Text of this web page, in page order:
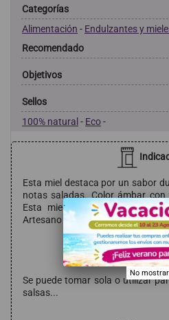
Categorías
Alimentación - Endulzantes y
Recomendado
Objetivos
Sellos
100% natural- Eco-
Esta miel destaca por un sabor
notas saladas. Color ámbar
Esta miel de Brezo y Roble
Artesano del Año 2023 – Castilla
Modo de
Se puede tomar sola o utilizar
salsas...
.
No